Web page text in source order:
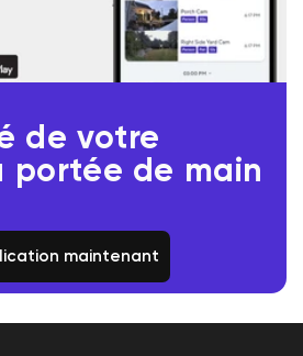
de votre
portée de main
maintenant